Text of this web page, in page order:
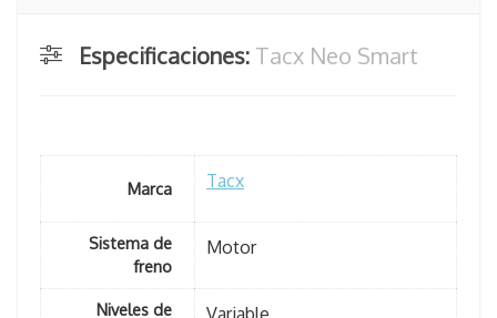
Especificaciones: Tacx Neo Smart
Marca Tacx
Sistema de
freno
Motor
Niveles de